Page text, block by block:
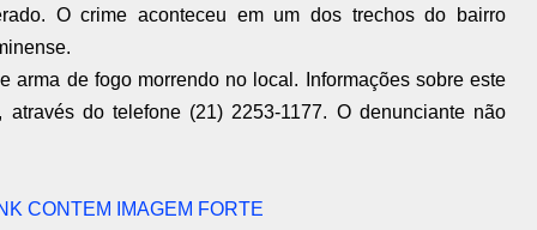
O crime aconteceu em um dos trechos do bairro
arma de fogo morrendo no local. Informações sobre este
do telefone (21) 2253-1177. O denunciante não
CONTEM IMAGEM FORTE